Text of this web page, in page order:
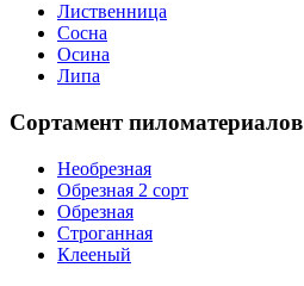
Лиственница
Сосна
Осина
Липа
Сортамент пиломатериалов
Необрезная
Обрезная 2 сорт
Обрезная
Строганная
Клееный